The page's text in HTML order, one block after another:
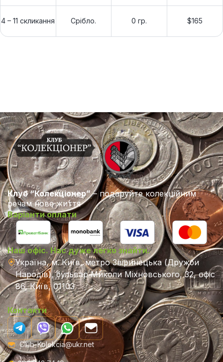
4 – 11 скликання Срібло. 0 гр. $165
Клуб “Колекціонер”– подаруйте колекційним
речам нове життя
Варіанти оплати
Наш офіс. Нас дуже легко знайти.
Україна, м. Київ, метро Звіринецька (Дружби
Народів), бульвар Миколи Міхновського, 32, офіс
86, Київ, 01103
Контакти
Club-Kolekcia@ukr.net